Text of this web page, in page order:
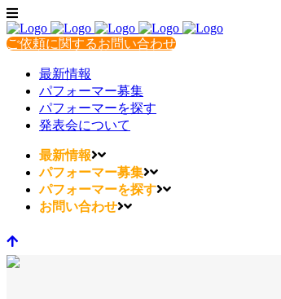
ご依頼に関するお問い合わせ
最新情報
パフォーマー募集
パフォーマーを探す
発表会について
最新情報
パフォーマー募集
パフォーマーを探す
お問い合わせ